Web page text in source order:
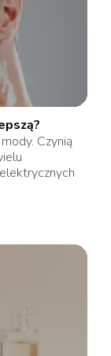
Czynią